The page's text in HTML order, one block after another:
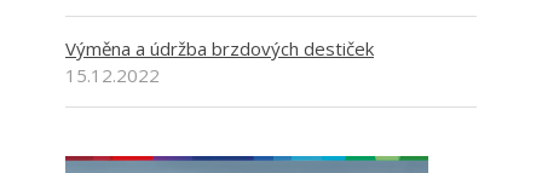
Výměna a údržba brzdových destiček
15.12.2022